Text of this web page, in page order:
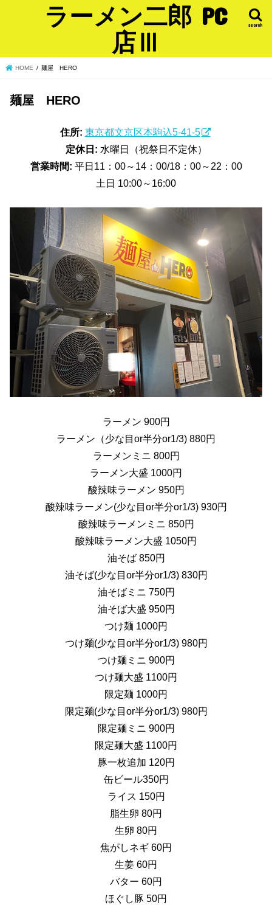
ラーメン二郎 PC
店Ⅲ
search
HOME 麺屋 HERO
麺屋 HERO
住所: 東京都文京区本駒込5-41-5
定休日: 水曜日（祝祭日不定休）
営業時間: 平日11：00～14：00/18：00～22：00
土日 10:00～16:00
ラーメン 900円
ラーメン（少な目or半分or1/3) 880円
ラーメンミニ 800円
ラーメン大盛 1000円
酸辣味ラーメン 950円
酸辣味ラーメン(少な目or半分or1/3) 930円
酸辣味ラーメンミニ 850円
酸辣味ラーメン大盛 1050円
油そば 850円
油そば(少な目or半分or1/3) 830円
油そばミニ 750円
油そば大盛 950円
つけ麺 1000円
つけ麺(少な目or半分or1/3) 980円
つけ麺ミニ 900円
つけ麺大盛 1100円
限定麺 1000円
限定麺(少な目or半分or1/3) 980円
限定麺ミニ 900円
限定麺大盛 1100円
豚一枚追加 120円
缶ビール350円
ライス 150円
脂生卵 80円
生卵 80円
焦がしネギ 60円
生姜 60円
バター 60円
ほぐし豚 50円